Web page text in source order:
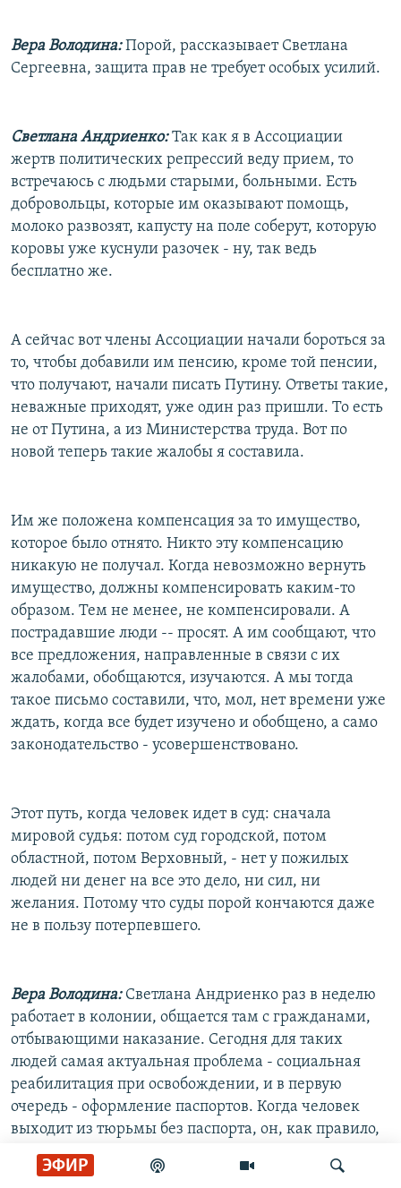
ЭФИР
Вера Володина:Порой, рассказывает Светлана
Сергеевна, защита прав не требует особых усилий.
Светлана Андриенко:Так как я в Ассоциации
жертв политических репрессий веду прием, то
встречаюсь с людьми старыми, больными. Есть
добровольцы, которые им оказывают помощь,
молоко развозят, капусту на поле соберут, которую
коровы уже куснули разочек - ну, так ведь
бесплатно же.
А сейчас вот члены Ассоциации начали бороться за
то, чтобы добавили им пенсию, кроме той пенсии,
что получают, начали писать Путину. Ответы такие,
неважные приходят, уже один раз пришли. То есть
не от Путина, а из Министерства труда. Вот по
новой теперь такие жалобы я составила.
Им же положена компенсация за то имущество,
которое было отнято. Никто эту компенсацию
никакую не получал. Когда невозможно вернуть
имущество, должны компенсировать каким-то
образом. Тем не менее, не компенсировали. А
пострадавшие люди -- просят. А им сообщают, что
все предложения, направленные в связи с их
жалобами, обобщаются, изучаются. А мы тогда
такое письмо составили, что, мол, нет времени уже
ждать, когда все будет изучено и обобщено, а само
законодательство - усовершенствовано.
Этот путь, когда человек идет в суд: сначала
мировой судья: потом суд городской, потом
областной, потом Верховный, - нет у пожилых
людей ни денег на все это дело, ни сил, ни
желания. Потому что суды порой кончаются даже
не в пользу потерпевшего.
Вера Володина:Светлана Андриенко раз в неделю
работает в колонии, общается там с гражданами,
отбывающими наказание. Сегодня для таких
людей самая актуальная проблема - социальная
реабилитация при освобождении, и в первую
очередь - оформление паспортов. Когда человек
выходит из тюрьмы без паспорта, он, как правило,
возвращается.